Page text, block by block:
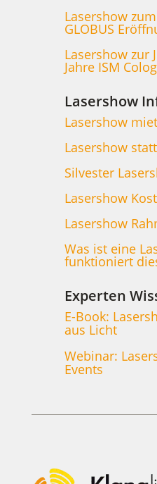
Lasershow
GLOBUS
Lasershow zur
Jahre ISM
Lasershow
Lasershow
Lasershow
Silvester
Lasershow
Lasershow
Was ist eine
funktioniert
Experten
E-Book:
aus Licht
Webinar:
Events